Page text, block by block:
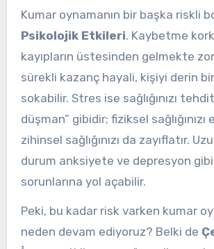
Kumar oynamanın bir başka riskli
Psikolojik Etkileri. Kaybetme
kayıpların üstesinden gelmekte
sürekli kazanç hayali, kişiyi derin
sokabilir. Stres ise sağlığınızı
düşman” gibidir; fiziksel
zihinsel sağlığınızı da zayıflatır.
durum anksiyete ve depresyon
sorunlarına yol açabilir.
Peki, bu kadar risk varken kumar
neden devam ediyoruz? Belki de